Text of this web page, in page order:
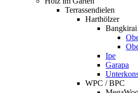
Terrassendielen
Harthölzer
Bangkirai
Ipe
Garapa
WPC / BPC